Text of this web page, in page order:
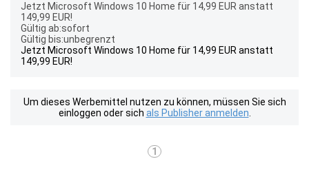
Jetzt Microsoft Windows 10 Home für 14,99 EUR anstatt
149,99 EUR!
Gültig ab:sofort
Gültig bis:unbegrenzt
Jetzt Microsoft Windows 10 Home für 14,99 EUR anstatt
149,99 EUR!
Um dieses Werbemittel nutzen zu können, müssen Sie sich
einloggen oder sich als Publisher anmelden
1